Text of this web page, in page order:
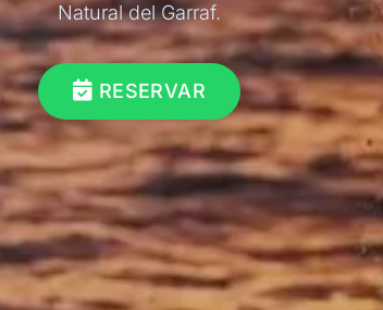
Natural del Garraf.
RESERVAR